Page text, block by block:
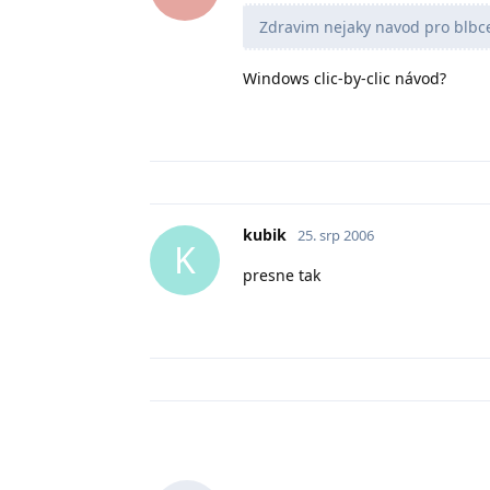
Zdravim nejaky navod pro
Windows clic-by-clic návod?
K
kubik 25. srp 2006
presne tak